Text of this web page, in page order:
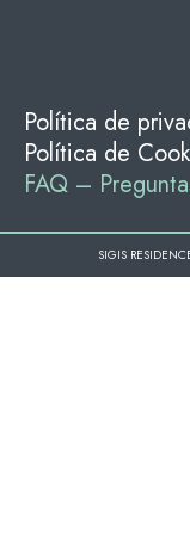
Política de
Política de
FAQ –
SIGIS